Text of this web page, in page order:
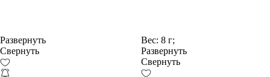
Развернуть
Свернуть
Вес: 8 г;
Развернуть
Свернуть